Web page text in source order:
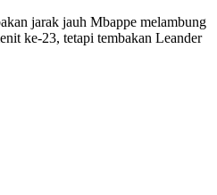
jarak jauh Mbappe melambung
ke-23, tetapi tembakan Leander